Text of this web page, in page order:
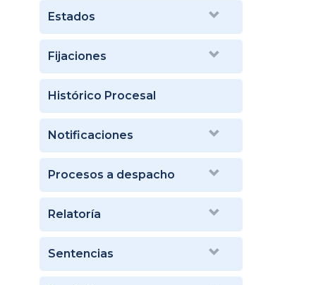
Estados
Fijaciones
Histórico Procesal
Notificaciones
Procesos a despacho
Relatoría
Sentencias